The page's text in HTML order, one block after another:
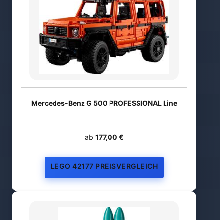
Mercedes-Benz G 500 PROFESSIONAL Line
ab 177,00 €
LEGO 42177 PREISVERGLEICH